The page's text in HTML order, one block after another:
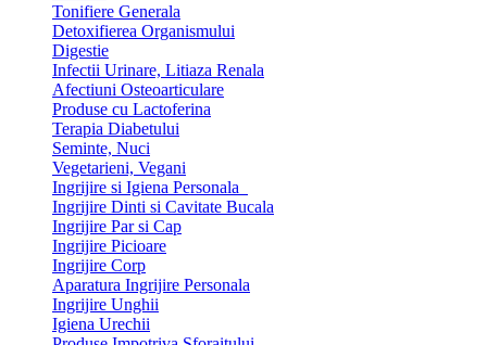
Tonifiere Generala
Detoxifierea Organismului
Digestie
Infectii Urinare, Litiaza Renala
Afectiuni Osteoarticulare
Produse cu Lactoferina
Terapia Diabetului
Seminte, Nuci
Vegetarieni, Vegani
Ingrijire si Igiena Personala
Ingrijire Dinti si Cavitate Bucala
Ingrijire Par si Cap
Ingrijire Picioare
Ingrijire Corp
Aparatura Ingrijire Personala
Ingrijire Unghii
Igiena Urechii